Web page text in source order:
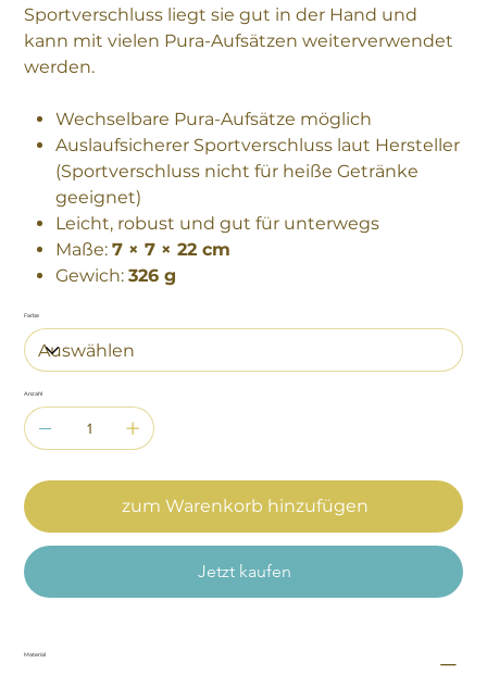
Sportverschluss liegt sie gut in der Hand und
kann mit vielen Pura-Aufsätzen weiterverwendet
werden.
Wechselbare Pura-Aufsätze möglich
Auslaufsicherer Sportverschluss laut Hersteller
(Sportverschluss nicht für heiße Getränke
geeignet)
Leicht, robust und gut für unterwegs
Maße:7 × 7 × 22 cm
Gewich:326 g
Farbe
Anzahl
zum Warenkorb hinzufügen
Jetzt kaufen
Material